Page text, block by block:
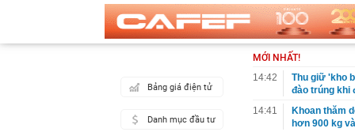
Bảng giá điện tử
Danh mục đầu tư
MỚI NHẤT!
14:42
Thu giữ 'kho
đào trúng khi
14:41
Khoan thăm
hơn 900 kg